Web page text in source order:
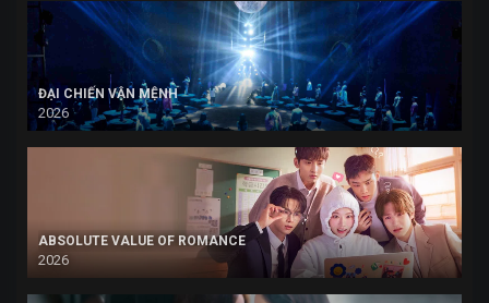
ĐẠI CHIẾN VẬN MỆNH
2026
ABSOLUTE VALUE OF ROMANCE
2026